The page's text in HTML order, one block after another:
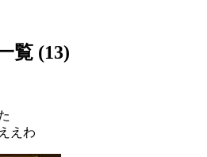
覧 (13)
えわ